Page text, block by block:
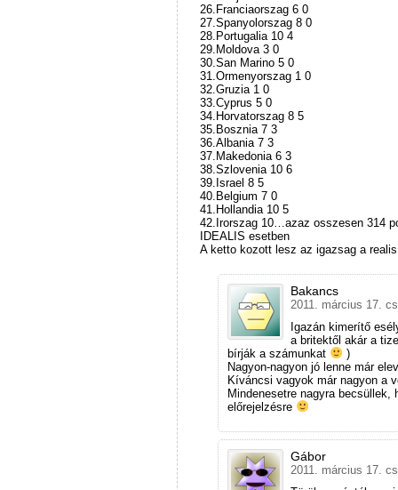
26.Franciaorszag 6 0
27.Spanyolorszag 8 0
28.Portugalia 10 4
29.Moldova 3 0
30.San Marino 5 0
31.Ormenyorszag 1 0
32.Gruzia 1 0
33.Cyprus 5 0
34.Horvatorszag 8 5
35.Bosznia 7 3
36.Albania 7 3
37.Makedonia 6 3
38.Szlovenia 10 6
39.Israel 8 5
40.Belgium 7 0
41.Hollandia 10 5
42.Irorszag 10…azaz osszesen 314
IDEALIS esetben
A ketto kozott lesz az igazsag a
Bakancs
2011. március 17.
Igazán kimerítő
a britektől akár a
bírják a számunkat
)
Nagyon-nagyon jó lenne már
Kíváncsi vagyok már nagyon a
Mindenesetre nagyra
előrejelzésre
Gábor
2011. március 17.